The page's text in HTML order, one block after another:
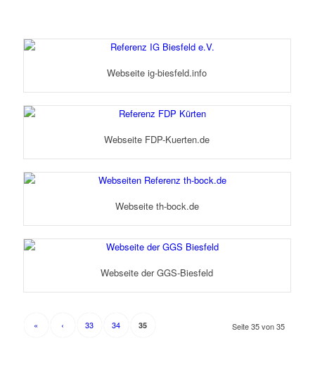
Webseite ig-biesfeld.info
Webseite FDP-Kuerten.de
Webseite th-bock.de
Webseite der GGS-Biesfeld
Seite 35 von 35
« ‹ 33 34 35